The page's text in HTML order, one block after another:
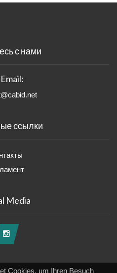
Cookies, um Ihren Besuch
с нами
Email:
ссылки
Media